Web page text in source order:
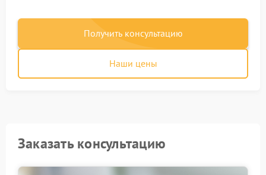
Получить консультацию
Наши цены
Заказать консультацию